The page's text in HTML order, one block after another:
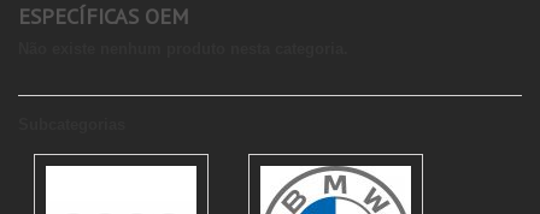
ESPECÍFICAS OEM